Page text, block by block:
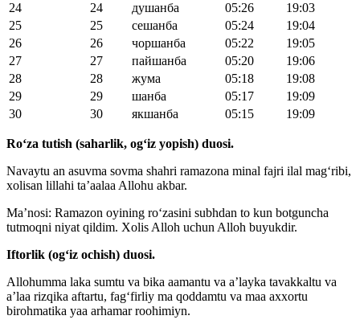
24
24 душанба 05:26
19:03
25
25 сешанба 05:24
19:04
26
26 чоршанба 05:22
19:05
27
27 пайшанба 05:20
19:06
28
28 жума 05:18
19:08
29
29 шанба 05:17
19:09
30
30 якшанба 05:15 19:09
Roʻza tutish (saharlik, ogʻiz yopish) duosi.
Navaytu an asuvma sovma shahri ramazona minal fajri ilal magʻribi,
xolisan lillahi taʼaalaa Allohu akbar.
Maʼnosi: Ramazon oyining roʻzasini subhdan to kun botguncha
tutmoqni niyat qildim. Xolis Alloh uchun Alloh buyukdir.
Iftorlik (ogʻiz ochish) duosi.
Allohumma laka sumtu va bika aamantu va aʼlayka tavakkaltu va
aʼlaa rizqika aftartu, fagʻfirliy ma qoddamtu va maa axxortu
birohmatika yaa arhamar roohimiyn.